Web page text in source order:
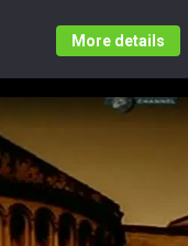
More details